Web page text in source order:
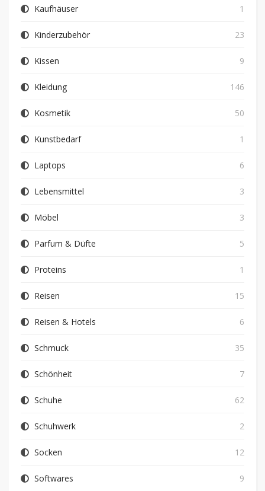
Kaufhäuser 1
Kinderzubehör 23
Kissen 9
Kleidung 146
Kosmetik 50
Kunstbedarf 1
Laptops 6
Lebensmittel 3
Möbel 3
Parfum & Düfte 5
Proteins 1
Reisen 15
Reisen & Hotels 6
Schmuck 35
Schönheit 7
Schuhe 62
Schuhwerk 2
Socken 12
Softwares 9